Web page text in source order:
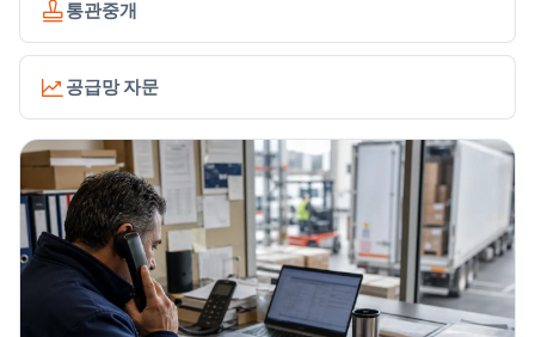
통관중개
공급망 자문